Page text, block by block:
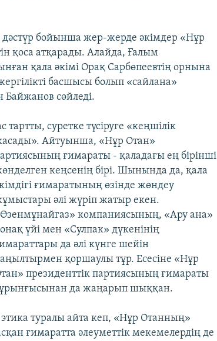
дәстүр бойынша жер-жерде әкімдер «Нұр
қоса атқарады. Алайда, Ғалым
қала әкімі Орақ Сарбөпеевтің орнына
басшысы болып «сайлана»
сөйледі.
суретке түсіруге «кеңшілік
Айтуынша, «Нұр Отан»
ғимараты - қаладағы ең бірінші
кеңсенің бірі. Шынында да, қала
ғимаратының өзінде жөндеу
әлі жүріп жатыр екен.
компаниясының, «Ару ана»
үйі мен «Сулпак» дүкенінің
да әлі күнге шейін
қоршаулы тұр. Есесіне «Нұр
президенттік партиясының ғимараты
да жаңарып шыққан.
туралы айта кеп, «Нұр Отанның»
ғимаратта әлеуметтік мекемелердің де